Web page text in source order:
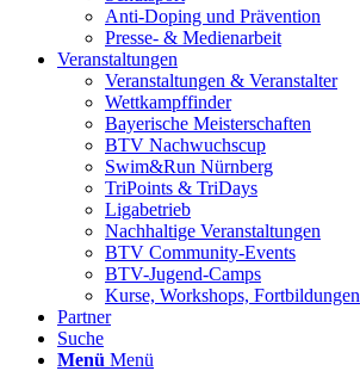
Anti-Doping und Prävention
Presse- & Medienarbeit
Veranstaltungen
Veranstaltungen & Veranstalter
Wettkampffinder
Bayerische Meisterschaften
BTV Nachwuchscup
Swim&Run Nürnberg
TriPoints & TriDays
Ligabetrieb
Nachhaltige Veranstaltungen
BTV Community-Events
BTV-Jugend-Camps
Kurse, Workshops, Fortbildungen
Partner
Suche
Menü Menü